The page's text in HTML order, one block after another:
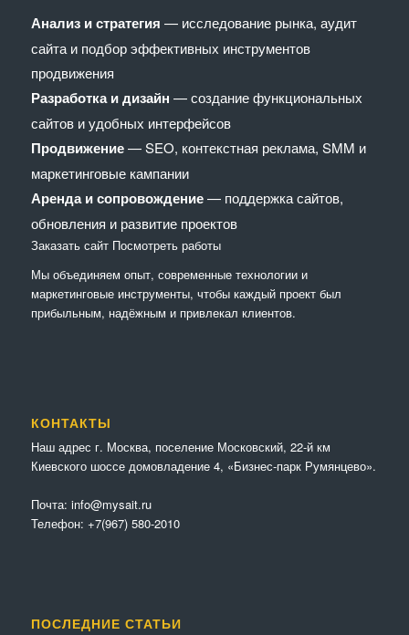
Анализ и стратегия — исследование рынка, аудит
сайта и подбор эффективных инструментов
продвижения
Разработка и дизайн — создание функциональных
сайтов и удобных интерфейсов
Продвижение— SEO, контекстная реклама, SMM и
маркетинговые кампании
Аренда и сопровождение— поддержка сайтов,
обновления и развитие проектов
Заказать сайт Посмотреть работы
Мы объединяем опыт, современные технологии и
маркетинговые инструменты, чтобы каждый проект был
прибыльным, надёжным и привлекал клиентов.
КОНТАКТЫ
Наш адрес г. Москва, поселение Московский, 22-й км
Киевского шоссе домовладение 4, «Бизнес-парк Румянцево».
Почта: info@mysait.ru
Телефон: +7(967) 580-2010
ПОСЛЕДНИЕ СТАТЬИ